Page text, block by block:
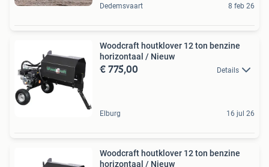
Dedemsvaart 8 feb 26
Woodcraft houtklover 12 ton benzine
horizontaal / Nieuw
€ 775,00 Details
Elburg 16 jul 26
Woodcraft houtklover 12 ton benzine
horizontaal / Nieuw